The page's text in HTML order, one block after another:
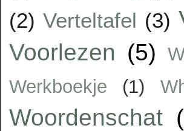
(2) Verteltafel (3)
Voorlezen (5)
Werkboekje
(1)
Woordenschat